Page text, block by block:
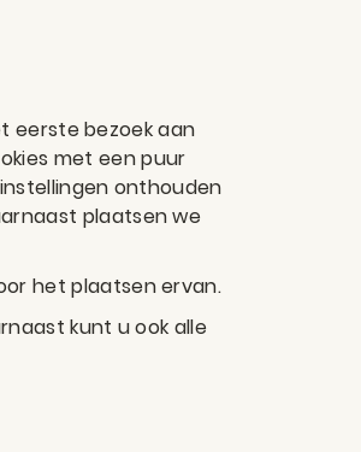
eerste bezoek aan
met een puur
onthouden
plaatsen we
het plaatsen ervan.
kunt u ook alle